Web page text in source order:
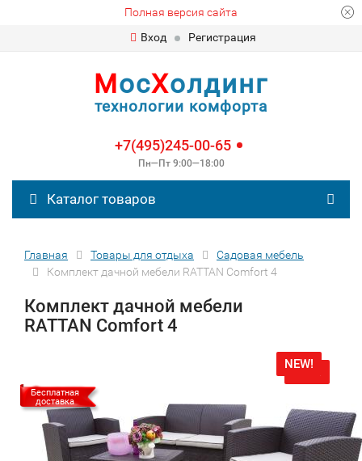
Полная версия сайта
Вход
Регистрация
МосХолдинг
технологии комфорта
+7(495)245-00-65
Пн—Пт 9:00—18:00
Каталог товаров
Главная Товары для отдыха
Садовая мебель
Комплект дачной мебели RATTAN Comfort 4
Комплект дачной мебели
RATTAN Comfort 4
Бесплатная
доставка
NEW!
NEW!